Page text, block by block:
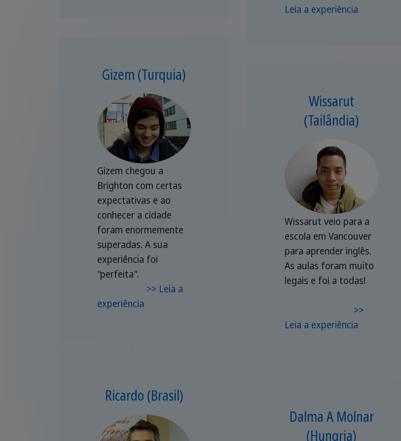
Gizem (Turquia)
Gizem chegou a
Brighton com certas
expectativas e ao
conhecer a cidade
foram enormemente
superadas. A sua
experiência foi
"perfeita".
>> Leia a
experiência
Ricardo (Brasil)
Leia a experiência
Wissarut
(Tailândia)
Wissarut veio para a
escola em Vancouver
para aprender inglês.
As aulas foram muito
legais e foi a todas!
>>
Leia a experiência
Dalma A Molnar
(Hungria)